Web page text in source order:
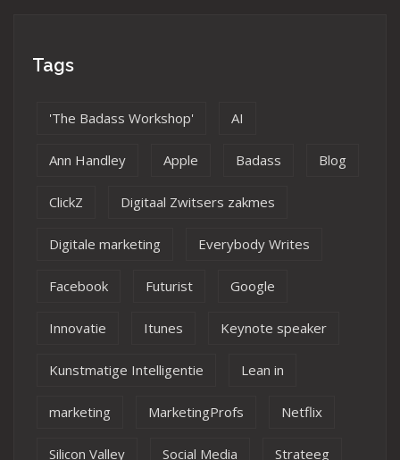
Tags
'The Badass Workshop' AI
Ann Handley Apple Badass Blog
ClickZ Digitaal Zwitsers zakmes
Digitale marketing Everybody Writes
Facebook Futurist Google
Innovatie Itunes Keynote speaker
Kunstmatige Intelligentie Lean in
marketing MarketingProfs Netflix
Silicon Valley Social Media Strateeg